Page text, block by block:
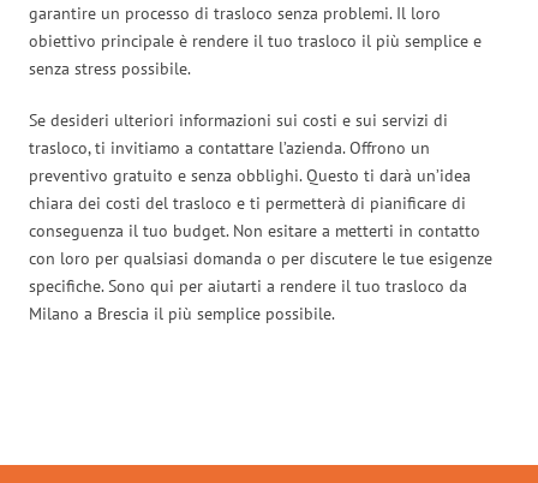
garantire un processo di trasloco senza problemi. Il loro
obiettivo principale è rendere il tuo trasloco il più semplice e
senza stress possibile.
Se desideri ulteriori informazioni sui costi e sui servizi di
trasloco, ti invitiamo a contattare l’azienda. Offrono un
preventivo gratuito e senza obblighi. Questo ti darà un’idea
chiara dei costi del trasloco e ti permetterà di pianificare di
conseguenza il tuo budget. Non esitare a metterti in contatto
con loro per qualsiasi domanda o per discutere le tue esigenze
specifiche. Sono qui per aiutarti a rendere il tuo trasloco da
Milano a Brescia il più semplice possibile.